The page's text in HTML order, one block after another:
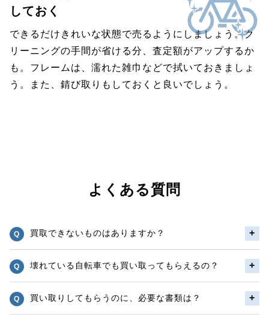
しておく
できるだけきれいな状態で売るようにしましょう。ク
リーニングの手間が省ける分、査定額がアップするか
も。フレームは、濡れた雑巾などで拭いておきましょ
う。また、錆び取りもしておくと良いでしょう。
よくある質問
買取できないものはありますか？
壊れている自転車でも買い取ってもらえるの？
買い取りしてもらうのに、必要な書類は？